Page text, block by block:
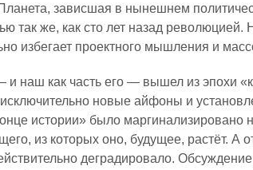
зависшая в нынешнем
так же, как сто лет назад
избегает проектного мышления и
наш как часть его — вышел из эпохи
новые айфоны и
истории» было маргинализировано
из которых оно, будущее, растёт. А
деградировало.